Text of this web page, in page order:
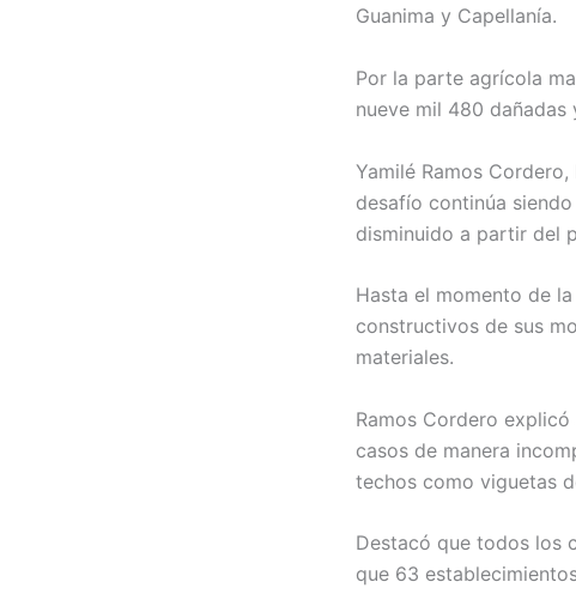
Guanima y Capellanía.
Por la parte agrícola
nueve mil 480
Yamilé Ramos
desafío continúa
disminuido a partir del
Hasta el momento de
constructivos de sus
materiales.
Ramos Cordero
casos de manera
techos como viguetas
Destacó que todos los
que 63